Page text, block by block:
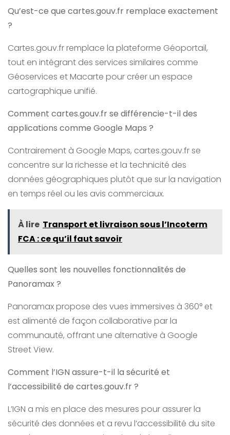
Qu’est-ce que cartes.gouv.fr remplace exactement
?
Cartes.gouv.fr remplace la plateforme Géoportail,
tout en intégrant des services similaires comme
Géoservices et Macarte pour créer un espace
cartographique unifié.
Comment cartes.gouv.fr se différencie-t-il des
applications comme Google Maps ?
Contrairement à Google Maps, cartes.gouv.fr se
concentre sur la richesse et la technicité des
données géographiques plutôt que sur la navigation
en temps réel ou les avis commerciaux.
À lire Transport et livraison sous l’Incoterm
FCA : ce qu’il faut savoir
Quelles sont les nouvelles fonctionnalités de
Panoramax ?
Panoramax propose des vues immersives à 360° et
est alimenté de façon collaborative par la
communauté, offrant une alternative à Google
Street View.
Comment l’IGN assure-t-il la sécurité et
l’accessibilité de cartes.gouv.fr ?
L’IGN a mis en place des mesures pour assurer la
sécurité des données et a revu l’accessibilité du site